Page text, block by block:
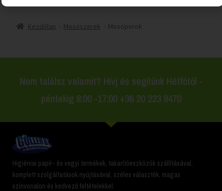
Kezdőlap Mosószerek Mosóporok
Nem találsz valamit? Hívj és segítünk Hétfőtől -
péntekig 8:00 -17:00 +36 20 223 8470
Higiéniai papír- és vegyi termékek, takarítóeszközök szállításával,
komplett szolgáltatások nyújtásával, széles választék, magas
színvonalon és kedvező feltételekkel.